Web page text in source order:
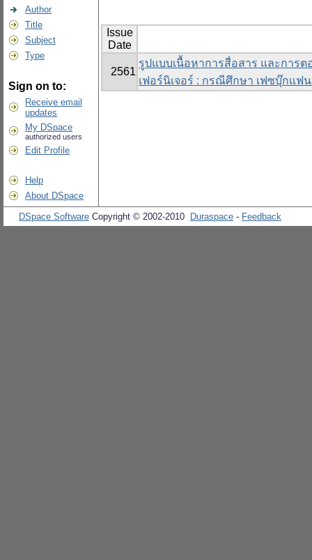
Author
Title
Subject
Type
Sign on to:
Receive email
updates
My DSpace
authorized users
Edit Profile
Help
About DSpace
Issue
Date
2561
รูปแบบเนื้อหาการสื่อสาร และการ
เฟอร์นิเจอร์ : กรณีศึกษา เฟซบุ๊กแฟน
DSpace Software Copyright © 2002-2010 Duraspace - Feedback